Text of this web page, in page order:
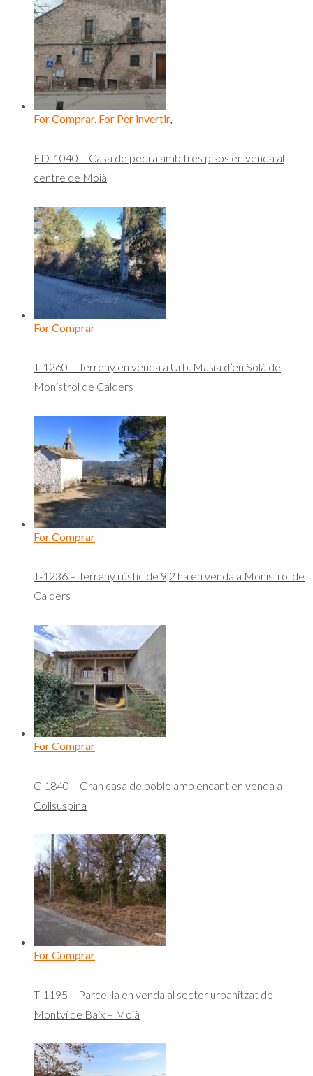
For Comprar, For Per invertir,
ED-1040 – Casa de pedra amb tres pisos en venda al
centre de Moià
For Comprar
T-1260 – Terreny en venda a Urb. Masia d’en Solà de
Monistrol de Calders
For Comprar
T-1236 – Terreny rústic de 9,2 ha en venda a Monistrol de
Calders
For Comprar
C-1840 – Gran casa de poble amb encant en venda a
Collsuspina
For Comprar
T-1195 – Parcel·la en venda al sector urbanitzat de
Montví de Baix – Moià